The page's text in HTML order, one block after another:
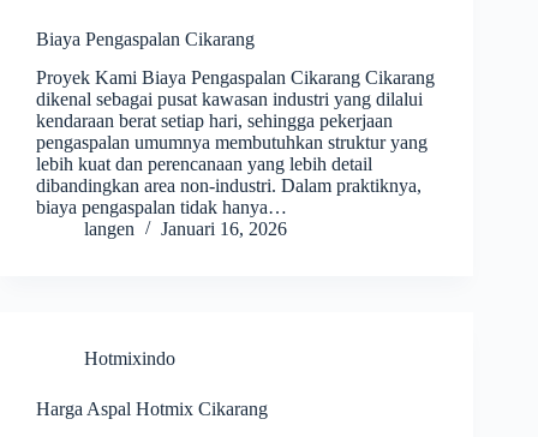
Biaya Pengaspalan Cikarang
Proyek Kami Biaya Pengaspalan Cikarang Cikarang
dikenal sebagai pusat kawasan industri yang dilalui
kendaraan berat setiap hari, sehingga pekerjaan
pengaspalan umumnya membutuhkan struktur yang
lebih kuat dan perencanaan yang lebih detail
dibandingkan area non-industri. Dalam praktiknya,
biaya pengaspalan tidak hanya…
langen
Januari 16, 2026
Hotmixindo
Harga Aspal Hotmix Cikarang